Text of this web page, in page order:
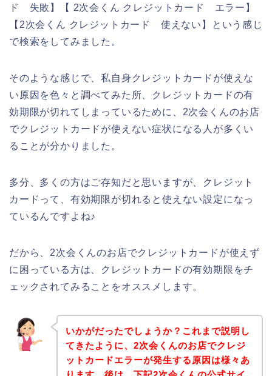
ド 失敗】【 2次会くん クレジットカード エラー】
【2次会くん クレジットカード 使えない】という感じ
で検索をしてみました。
そのような感じで、私自身クレジットカードが使えな
い原因を色々と調べてみた所、クレジットカードの有
効期限が切れてしまっているために、2次会くんのお店
でクレジットカードが使えない症状になる人が多くい
ることが分かりました。
多分、多くの方はご存知だと思いますが、クレジット
カードって、有効期限が切れると使えない設定になっ
ているんですよね♪
だから、2次会くんのお店でクレジットカードが使えず
に困っている方は、クレジットカードの有効期限をチ
ェックされてみることをオススメします。
いかがだったでしょうか？これまで説明し
てきたように、2次会くんのお店でクレジ
ットカードエラーが発生する原因は様々あ